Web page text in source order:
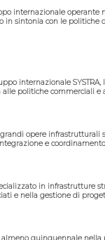
internazionale
in sintonia con le
internazionale
politiche commerciali e
opere infrastrutturali
e
in infrastrutture
e nella gestione di